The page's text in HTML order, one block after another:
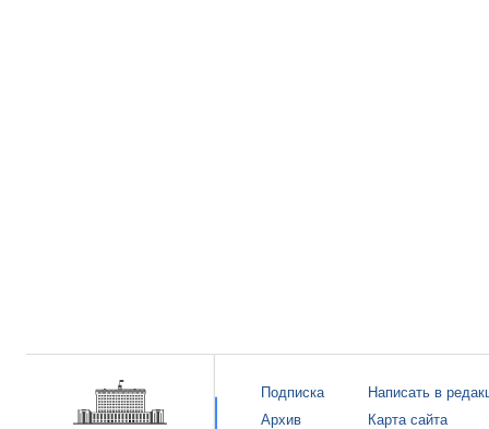
Подписка
Архив
Написать в
Карта сайта